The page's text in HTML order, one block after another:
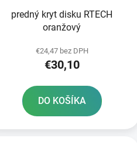
predný kryt disku RTECH
oranžový
€24,47 bez DPH
€30,10
DO KOŠÍKA